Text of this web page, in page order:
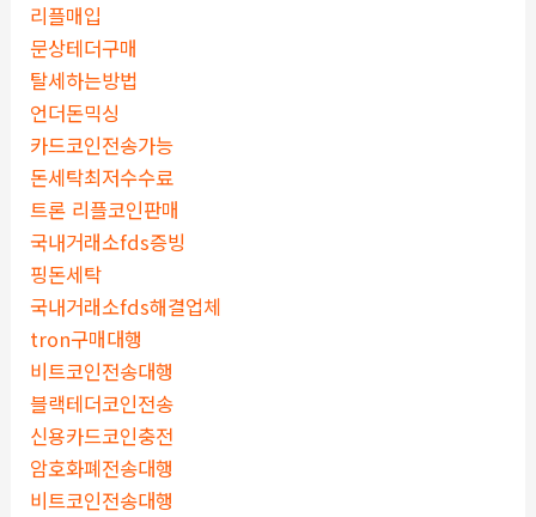
리플매입
문상테더구매
탈세하는방법
언더돈믹싱
카드코인전송가능
돈세탁최저수수료
트론 리플코인판매
국내거래소fds증빙
핑돈세탁
국내거래소fds해결업체
tron구매대행
비트코인전송대행
블랙테더코인전송
신용카드코인충전
암호화폐전송대행
비트코인전송대행